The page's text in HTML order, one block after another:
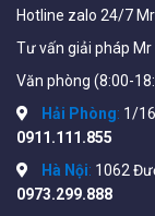
Có thể dùng
gọi, ghi âm
Chức năng
Chức năng
Hotline zalo 24/7
Tư vấn giải pháp Mr
Văn phòng (8:00-
Hải Phòng: 1/
0911.111.855
Hà Nội: 1062
0973.299.888